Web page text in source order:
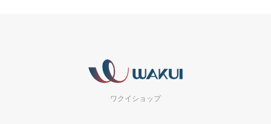
ワクイショップ